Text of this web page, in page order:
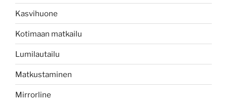
Kasvihuone
Kotimaan matkailu
Lumilautailu
Matkustaminen
Mirrorline